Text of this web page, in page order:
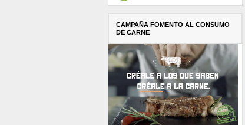
CAMPAÑA FOMENTO AL CONSUMO
DE CARNE